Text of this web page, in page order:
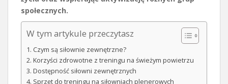
społecznych.
W tym artykule przeczytasz
Czym są siłownie zewnętrzne?
Korzyści zdrowotne z treningu na świeżym powietrzu
Dostępność siłowni zewnętrznych
Sprzęt do treningu na siłowniach plenerowych